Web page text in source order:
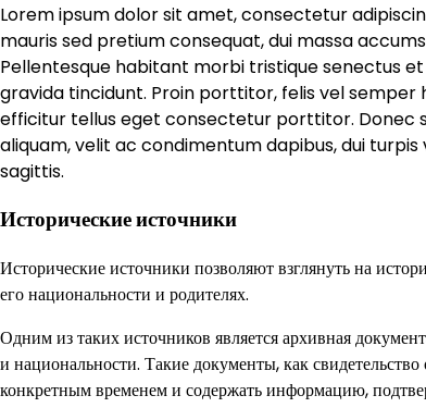
Lorem ipsum dolor sit amet, consectetur
mauris sed pretium consequat, dui massa
Pellentesque habitant morbi tristique senectus
gravida tincidunt. Proin porttitor, felis vel semper
efficitur tellus eget consectetur porttitor. Donec
aliquam, velit ac condimentum dapibus, dui
sagittis.
Исторические источники
Исторические источники позволяют взглянуть на
его национальности и родителях.
Одним из таких источников является архивная
и национальности. Такие документы, как
конкретным временем и содержать информацию,